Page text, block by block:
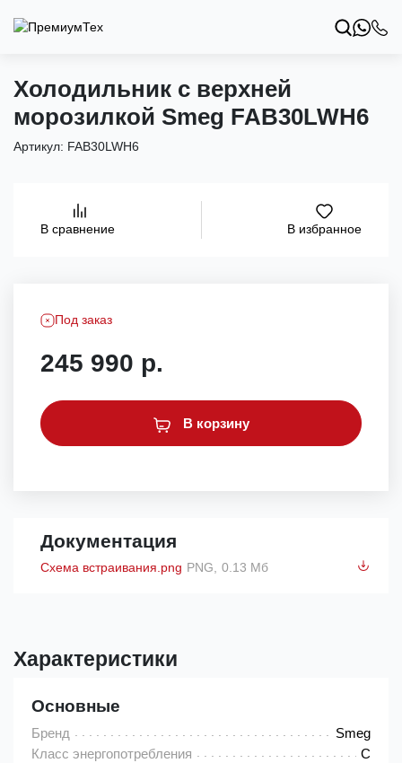
Холодильник с верхней
морозилкой Smeg FAB30LWH6
Артикул: FAB30LWH6
В сравнение В избранное
Под заказ
245 990 р.
В корзину
Документация
Схема встраивания.png PNG, 0.13 Мб
Характеристики
Основные
Бренд
Smeg
Класс энергопотребления
C